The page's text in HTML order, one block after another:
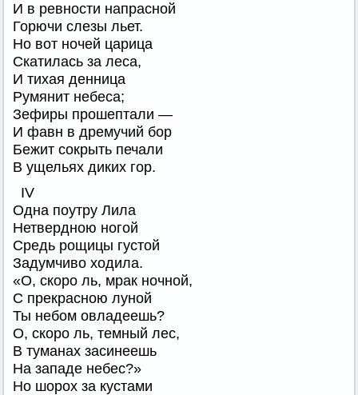
И в ревности напрасной
Горючи слезы льет.
Но вот ночей царица
Скатилась за леса,
И тихая денница
Румянит небеса;
Зефиры прошептали —
И фавн в дремучий бор
Бежит сокрыть печали
В ущельях диких гор.
IV
Одна поутру Лила
Нетвердною ногой
Средь рощицы густой
Задумчиво ходила.
«О, скоро ль, мрак ночной,
С прекрасною луной
Ты небом овладеешь?
О, скоро ль, темный лес,
В туманах засинеешь
На западе небес?»
Но шорох за кустами